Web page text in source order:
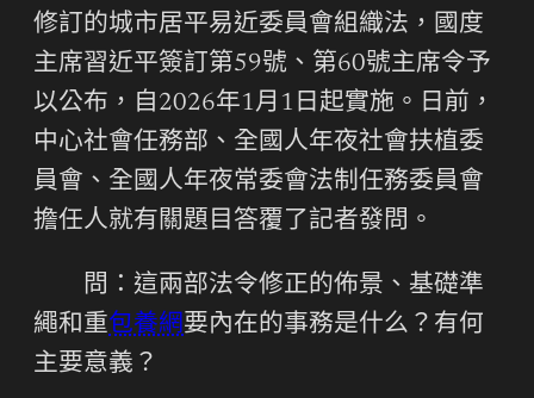
修訂的城市居平易近委員會組織法，國度
主席習近平簽訂第59號、第60號主席令予
以公布，自2026年1月1日起實施。日前，
中心社會任務部、全國人年夜社會扶植委
員會、全國人年夜常委會法制任務委員會
擔任人就有關題目答覆了記者發問。
問：這兩部法令修正的佈景、基礎準
繩和重包養網要內在的事務是什么？有何
主要意義？